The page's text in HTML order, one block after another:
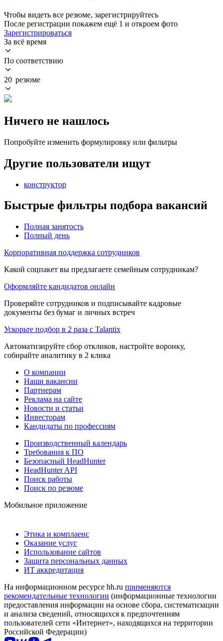
Чтобы видеть все резюме, зарегистрируйтесь
После регистрации покажем ещё 1 и откроем фото
Зарегистрироваться
За всё время
По соответствию
20 резюме
Ничего не нашлось
Попробуйте изменить формулировку или фильтры
Другие пользователи ищут
конструктор
Быстрые фильтры подбора вакансий
Полная занятость
Полный день
Корпоративная поддержка сотрудников
Какой соцпакет вы предлагаете семейным сотрудникам?
Оформляйте кандидатов онлайн
Проверяйте сотрудников и подписывайте кадровые
документы без бумаг и личных встреч
Ускорьте подбор в 2 раза с Talantix
Автоматизируйте сбор откликов, настройте воронку,
собирайте аналитику в 2 клика
О компании
Наши вакансии
Партнерам
Реклама на сайте
Новости и статьи
Инвесторам
Кандидаты по профессиям
Производственный календарь
Требования к ПО
Безопасный HeadHunter
HeadHunter API
Поиск работы
Поиск по резюме
Мобильное приложение
Этика и комплаенс
Оказание услуг
Использование сайтов
Защита персональных данных
ИТ аккредитация
На информационном ресурсе hh.ru применяются
рекомендательные технологии (информационные технологии
предоставления информации на основе сбора, систематизации
и анализа сведений, относящихся к предпочтениям
пользователей сети «Интернет», находящихся на территории
Российской Федерации)